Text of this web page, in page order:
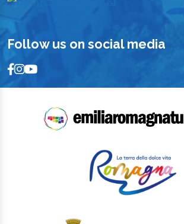
Follow us on social media